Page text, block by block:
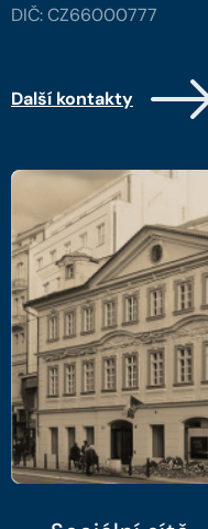
DIČ: CZ66000777
Další kontakty